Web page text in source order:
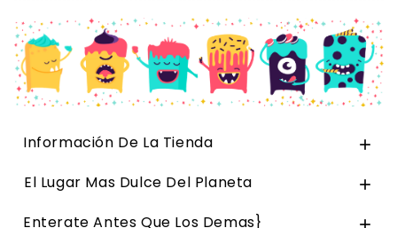
Información De La Tienda 
El Lugar Mas Dulce Del Planeta 
Enterate Antes Que Los Demas} 